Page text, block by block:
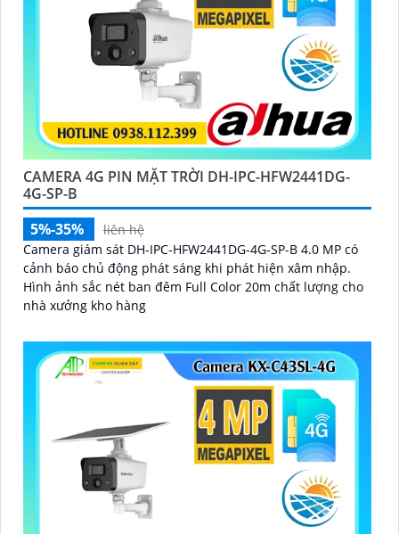
CAMERA 4G PIN MẶT TRỜI DH-IPC-HFW2441DG-
4G-SP-B
5%-35%
liên hệ
Camera giám sát DH-IPC-HFW2441DG-4G-SP-B 4.0 MP có
cảnh báo chủ động phát sáng khi phát hiện xâm nhập.
Hình ảnh sắc nét ban đêm Full Color 20m chất lượng cho
nhà xưởng kho hàng